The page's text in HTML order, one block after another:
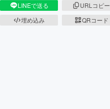
LINEで送る
URLコピー
埋め込み
QRコード